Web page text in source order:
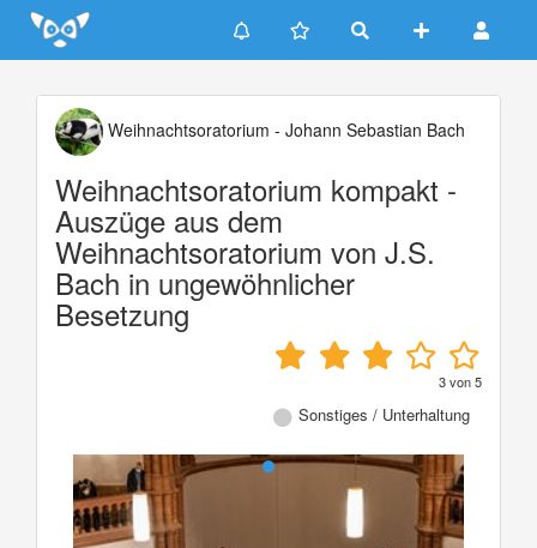
Update cookies preferences
Weihnachtsoratorium - Johann Sebastian Bach
Weihnachtsoratorium kompakt -
Auszüge aus dem
Weihnachtsoratorium von J.S.
Bach in ungewöhnlicher
Besetzung
3von5
Sonstiges / Unterhaltung